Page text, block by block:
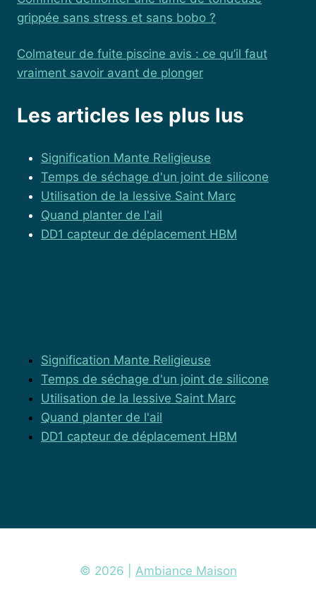
grippée sans stress et sans bobo ?
Colmateur de fuite piscine avis : ce qu’il faut
vraiment savoir avant de plonger
Les articles les plus lus
Signification Mante Religieuse
Temps de séchage d'un joint de silicone
Utilisation de la lessive Saint Marc
Quand planter de l'ail
DD1 capteur de déplacement HBM
Signification Mante Religieuse
Temps de séchage d'un joint de silicone
Utilisation de la lessive Saint Marc
Quand planter de l'ail
DD1 capteur de déplacement HBM
© 2026 | Ambiance Maison